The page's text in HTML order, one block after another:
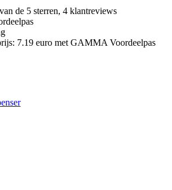
de 5 sterren, 4 klantreviews
7.19 euro met GAMMA Voordeelpas